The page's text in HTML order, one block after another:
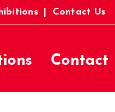
Contact Us
Contact